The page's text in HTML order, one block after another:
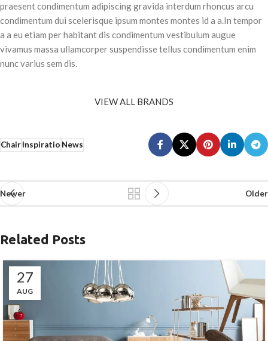
praesent condimentum adipiscing gravida interdum rhoncus arcu
condimentum dui scelerisque ipsum montes montes id a a.In tempor
a a eu etiam per habitant dis condimentum vestibulum augue
vivamus massa ullamcorper suspendisse tellus condimentum enim
nunc varius sem dis.
VIEW ALL BRANDS
ChairInspiratioNews
Newer Older
Related Posts
27
AUG